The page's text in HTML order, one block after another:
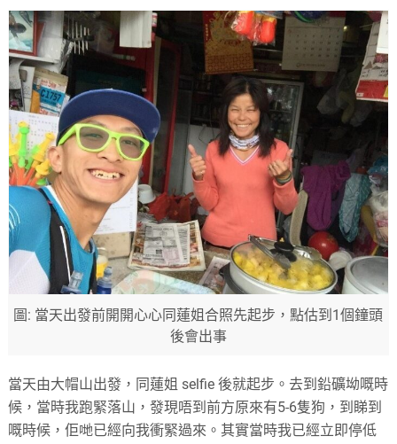
圖: 當天出發前開開心心同蓮姐合照先起步，點估到1個鐘頭
後會出事
當天由大帽山出發，同蓮姐 selfie 後就起步。去到鉛礦坳嘅時
候，當時我跑緊落山，發現唔到前方原來有5-6隻狗，到睇到
嘅時候，佢哋已經向我衝緊過來。其實當時我已經立即停低